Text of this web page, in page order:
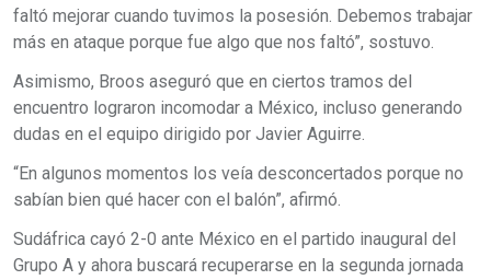
faltó mejorar cuando tuvimos la posesión. Debemos trabajar
más en ataque porque fue algo que nos faltó”, sostuvo.
Asimismo, Broos aseguró que en ciertos tramos del
encuentro lograron incomodar a México, incluso generando
dudas en el equipo dirigido por Javier Aguirre.
“En algunos momentos los veía desconcertados porque no
sabían bien qué hacer con el balón”, afirmó.
Sudáfrica cayó 2-0 ante México en el partido inaugural del
Grupo A y ahora buscará recuperarse en la segunda jornada